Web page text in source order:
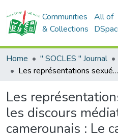
Communities
& Collections
All of
Home " SOCLES " Journal
Les représentations sexuées dans les discours médiatiques camerounais : Le cas des interviews
Les
les discours
camerounais : Le